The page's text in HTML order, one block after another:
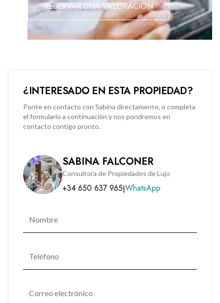
RESERVAR UNA VALORACIÓN
¿INTERESADO EN ESTA PROPIEDAD?
Ponte en contacto con Sabina directamente, o completa
el formulario a continuación y nos pondremos en
contacto contigo pronto.
SABINA FALCONER
Consultora de Propiedades de Lujo
+34 650 637 965|WhatsApp